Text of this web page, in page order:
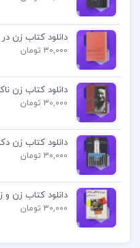
بازیگران گذاشته و نام
جاودان خواهد ماند.
📌 فهرست مطالب کتاب
براندو:
فصل اول: یک پسر
فصل دوم: شهری
فصل سوم: برخورد
و …
دانلود پی دی اف عظیم
دانلود کتاب زن
30,000 تومان
دانلود کتاب زن
30,000 تومان
دانلود کتاب زن
30,000 تومان
دانلود کتاب زن و
30,000 تومان